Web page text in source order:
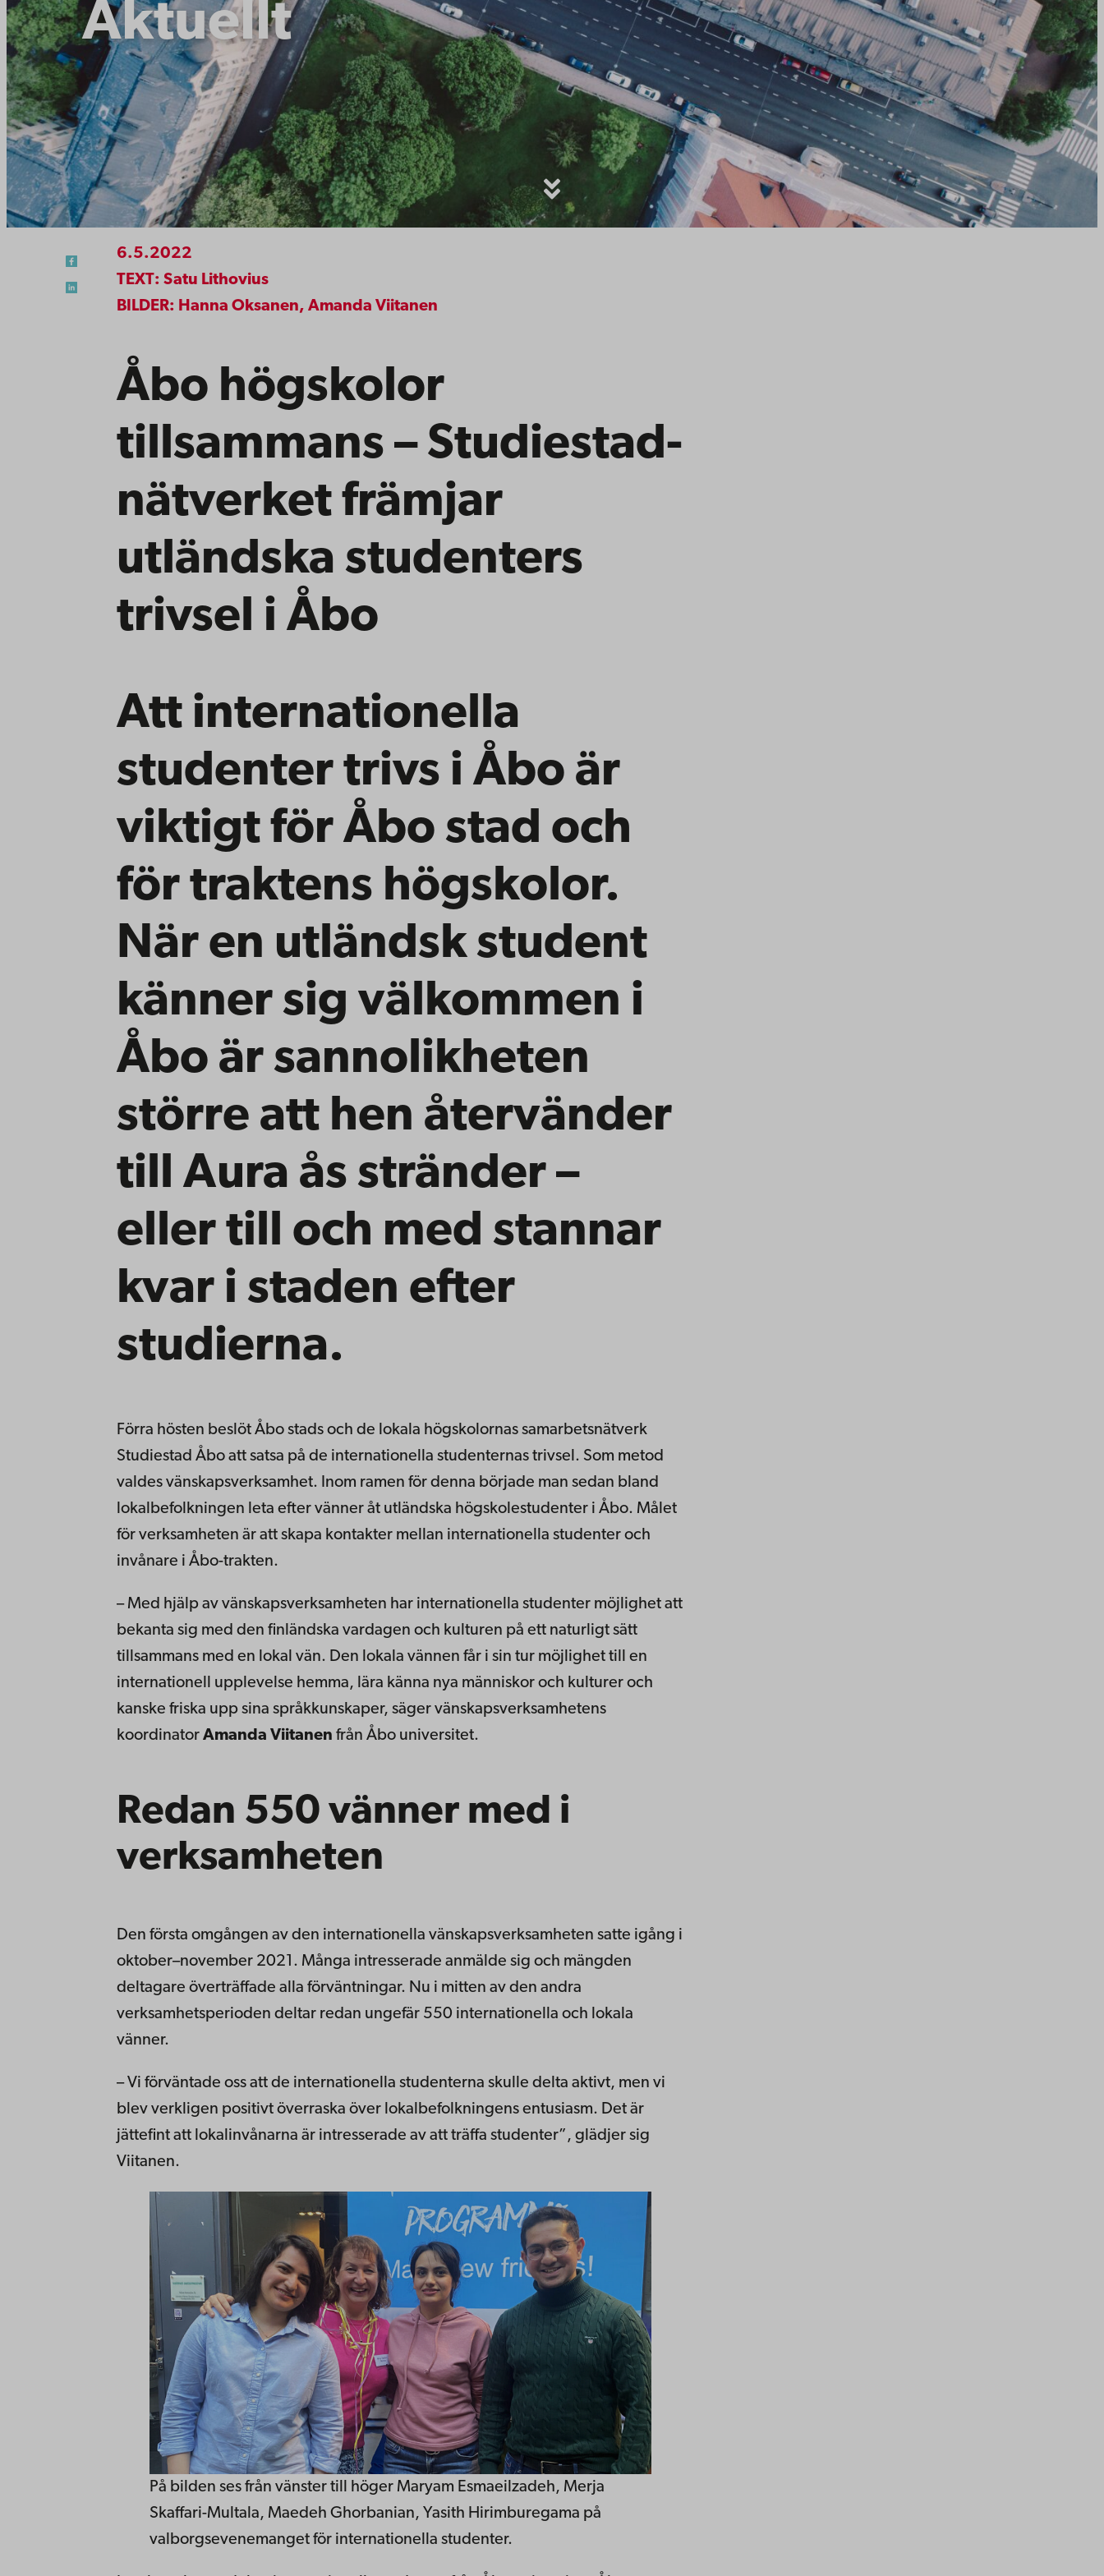
Aktuellt
6.5.2022
TEXT: Satu Lithovius
BILDER: Hanna Oksanen, Amanda Viitanen
Åbo högskolor
tillsammans – Studiestad-
nätverket främjar
utländska studenters
trivsel i Åbo
Att internationella
studenter trivs i Åbo är
viktigt för Åbo stad och
för traktens högskolor.
När en utländsk student
känner sig välkommen i
Åbo är sannolikheten
större att hen återvänder
till Aura ås stränder –
eller till och med stannar
kvar i staden efter
studierna.
Förra hösten beslöt Åbo stads och de lokala högskolornas samarbetsnätverk
Studiestad Åbo att satsa på de internationella studenternas trivsel. Som metod
valdes vänskapsverksamhet. Inom ramen för denna började man sedan bland
lokalbefolkningen leta efter vänner åt utländska högskolestudenter i Åbo. Målet
för verksamheten är att skapa kontakter mellan internationella studenter och
invånare i Åbo-trakten.
– Med hjälp av vänskapsverksamheten har internationella studenter möjlighet att
bekanta sig med den finländska vardagen och kulturen på ett naturligt sätt
tillsammans med en lokal vän. Den lokala vännen får i sin tur möjlighet till en
internationell upplevelse hemma, lära känna nya människor och kulturer och
kanske friska upp sina språkkunskaper, säger vänskapsverksamhetens
koordinator Amanda Viitanen från Åbo universitet.
Redan 550 vänner med i
verksamheten
Den första omgången av den internationella vänskapsverksamheten satte igång i
oktober–november 2021. Många intresserade anmälde sig och mängden
deltagare överträffade alla förväntningar. Nu i mitten av den andra
verksamhetsperioden deltar redan ungefär 550 internationella och lokala
vänner.
– Vi förväntade oss att de internationella studenterna skulle delta aktivt, men vi
blev verkligen positivt överraska över lokalbefolkningens entusiasm. Det är
jättefint att lokalinvånarna är intresserade av att träffa studenter”, glädjer sig
Viitanen.
På bilden ses från vänster till höger Maryam Esmaeilzadeh, Merja
Skaffari-Multala, Maedeh Ghorbanian, Yasith Hirimburegama på
valborgsevenemanget för internationella studenter.